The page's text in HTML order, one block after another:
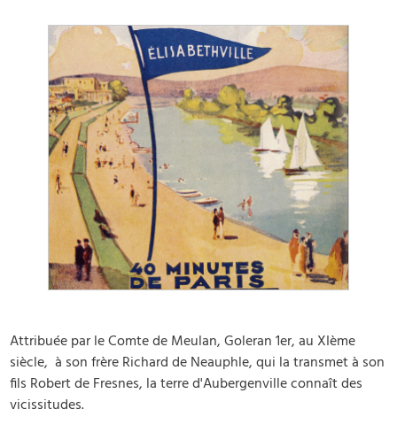
Attribuée par le Comte de Meulan, Goleran 1er, au XIème
siècle, à son frère Richard de Neauphle, qui la transmet à son
fils Robert de Fresnes, la terre d'Aubergenville connaît des
vicissitudes.